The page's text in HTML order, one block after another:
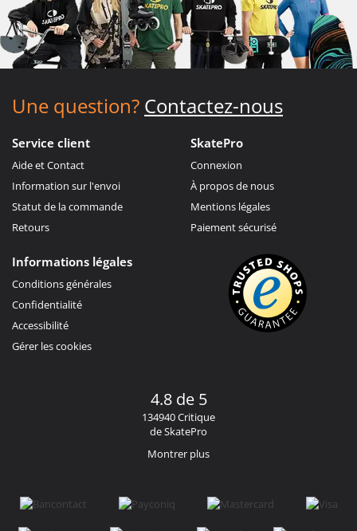
Une question? Contactez-nous
Service client
Aide et Contact
Information sur l'envoi
Statut de la commande
Retours
SkatePro
Connexion
À propos de nous
Mentions légales
Paiement sécurisé
Informations légales
Conditions générales
Confidentialité
Accessibilité
Gérer les cookies
4.8 de 5
134940 Critique
de SkatePro
Montrer plus